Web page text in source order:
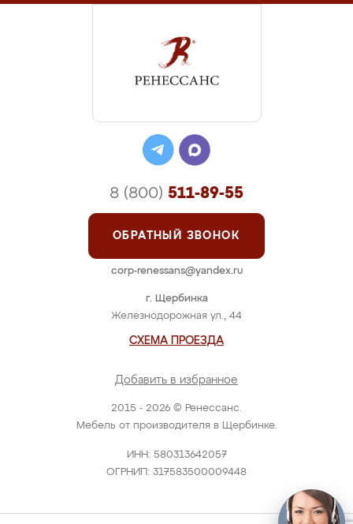
2015 - 2026 © Ренессанс.
Мебель от производителя в Щербинке.
ИНН: 580313642057
ОГРНИП: 317583500009448
г. Щербинка
Железнодорожная ул., 44
СХЕМА ПРОЕЗДА
Добавить в избранное
8 (800) 511-89-55
ОБРАТНЫЙ ЗВОНОК
corp-renessans@yandex.ru